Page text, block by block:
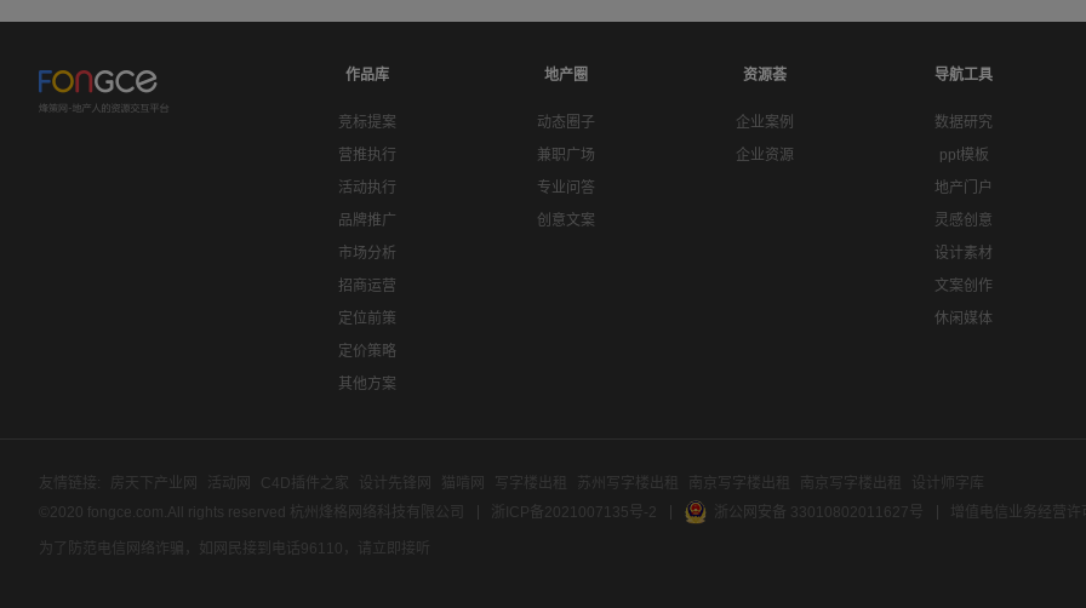
作品库
竞标提案
营推执行
活动执行
品牌推广
市场分析
招商运营
定位前策
定价策略
其他方案
地产圈
动态圈子
兼职广场
专业问答
创意文案
资源荟
企业案例
企业资源
导航工具
数据研究
ppt模板
地产门户
灵感创意
设计素材
文案创作
休闲媒体
友情链接: 房天下产业网 活动网 C4D插件之家 设计先锋网 猫啃网 写字楼出租 苏州写字楼出租 南京写字楼出租 南京写字楼出租
设计师字库
©2020 fongce.com.All rights reserved 杭州烽格网络科技有限公司
浙ICP备2021007135号-2 浙公网安备 33010802011627号 增值电信业务经营
为了防范电信网络诈骗，如网民接到电话96110，请立即接听